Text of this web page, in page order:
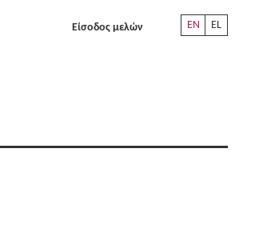
EN EL
Είσοδος μελών